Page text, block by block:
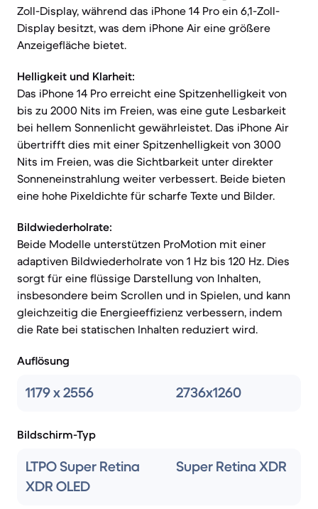
Zoll-Display, während das iPhone 14 Pro ein 6,1-Zoll-
Display besitzt, was dem iPhone Air eine größere
Anzeigefläche bietet.
Helligkeit und Klarheit:
Das iPhone 14 Pro erreicht eine Spitzenhelligkeit von
bis zu 2000 Nits im Freien, was eine gute Lesbarkeit
bei hellem Sonnenlicht gewährleistet. Das iPhone Air
übertrifft dies mit einer Spitzenhelligkeit von 3000
Nits im Freien, was die Sichtbarkeit unter direkter
Sonneneinstrahlung weiter verbessert. Beide bieten
eine hohe Pixeldichte für scharfe Texte und Bilder.
Bildwiederholrate:
Beide Modelle unterstützen ProMotion mit einer
adaptiven Bildwiederholrate von 1 Hz bis 120 Hz. Dies
sorgt für eine flüssige Darstellung von Inhalten,
insbesondere beim Scrollen und in Spielen, und kann
gleichzeitig die Energieeffizienz verbessern, indem
die Rate bei statischen Inhalten reduziert wird.
Auflösung
1179 x 2556 2736x1260
Bildschirm-Typ
LTPO Super Retina
XDR OLED
Super Retina XDR